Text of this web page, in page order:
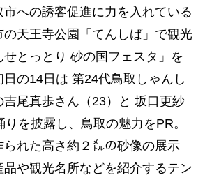
への誘客促進に力を入れている
の天王寺公園「てんしば」で観光
とっとり 砂の国フェスタ」を
の14日は 第24代鳥取しゃんし
吉尾真歩さん（23）と 坂口更紗
を披露し、鳥取の魅力をPR。
られた高さ約２㍍の砂像の展示
や観光名所などを紹介するテン